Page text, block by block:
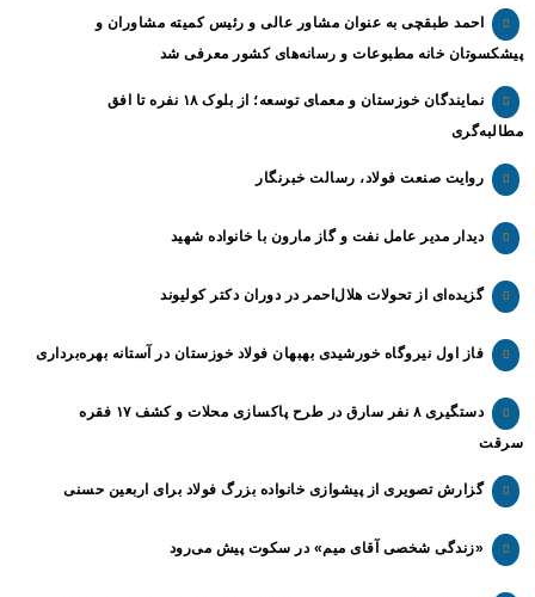
احمد طبقچی به عنوان مشاور عالی و رئیس کمیته مشاوران و
پیشکسوتان خانه مطبوعات و رسانه‌های کشور معرفی شد
نمایندگان خوزستان و معمای توسعه؛ از بلوک ۱۸ نفره تا افق
مطالبه‌گری
روایت صنعت فولاد،‌ رسالت خبرنگار
دیدار مدیر عامل نفت و گاز مارون با خانواده شهید
گزیده‌ای از تحولات هلال‌احمر در دوران دکتر کولیوند
فاز اول نیروگاه خورشیدی بهبهان فولاد خوزستان در آستانه بهره‌برداری
دستگیری ۸ نفر سارق در طرح پاکسازی محلات و کشف ۱۷ فقره
سرقت
گزارش تصویری از پیشوازی خانواده بزرگ فولاد برای اربعین حسنی
«زندگی شخصی آقای میم» در سکوت پیش می‌رود